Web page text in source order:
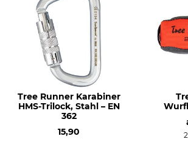
Tree Runner Karabiner
HMS-Trilock, Stahl – EN
362
15,90